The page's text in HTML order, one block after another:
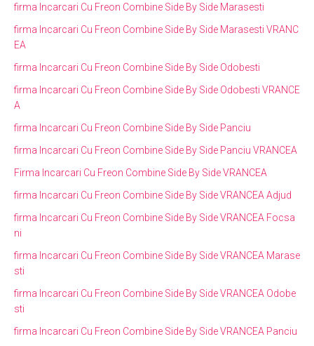
firma Incarcari Cu Freon Combine Side By Side Marasesti
firma Incarcari Cu Freon Combine Side By Side Marasesti VRANC
EA
firma Incarcari Cu Freon Combine Side By Side Odobesti
firma Incarcari Cu Freon Combine Side By Side Odobesti VRANCE
A
firma Incarcari Cu Freon Combine Side By Side Panciu
firma Incarcari Cu Freon Combine Side By Side Panciu VRANCEA
Firma Incarcari Cu Freon Combine Side By Side VRANCEA
firma Incarcari Cu Freon Combine Side By Side VRANCEA Adjud
firma Incarcari Cu Freon Combine Side By Side VRANCEA Focsa
ni
firma Incarcari Cu Freon Combine Side By Side VRANCEA Marase
sti
firma Incarcari Cu Freon Combine Side By Side VRANCEA Odobe
sti
firma Incarcari Cu Freon Combine Side By Side VRANCEA Panciu